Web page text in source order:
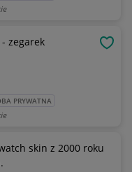
zegarek
PRYWATNA
skin z 2000 roku